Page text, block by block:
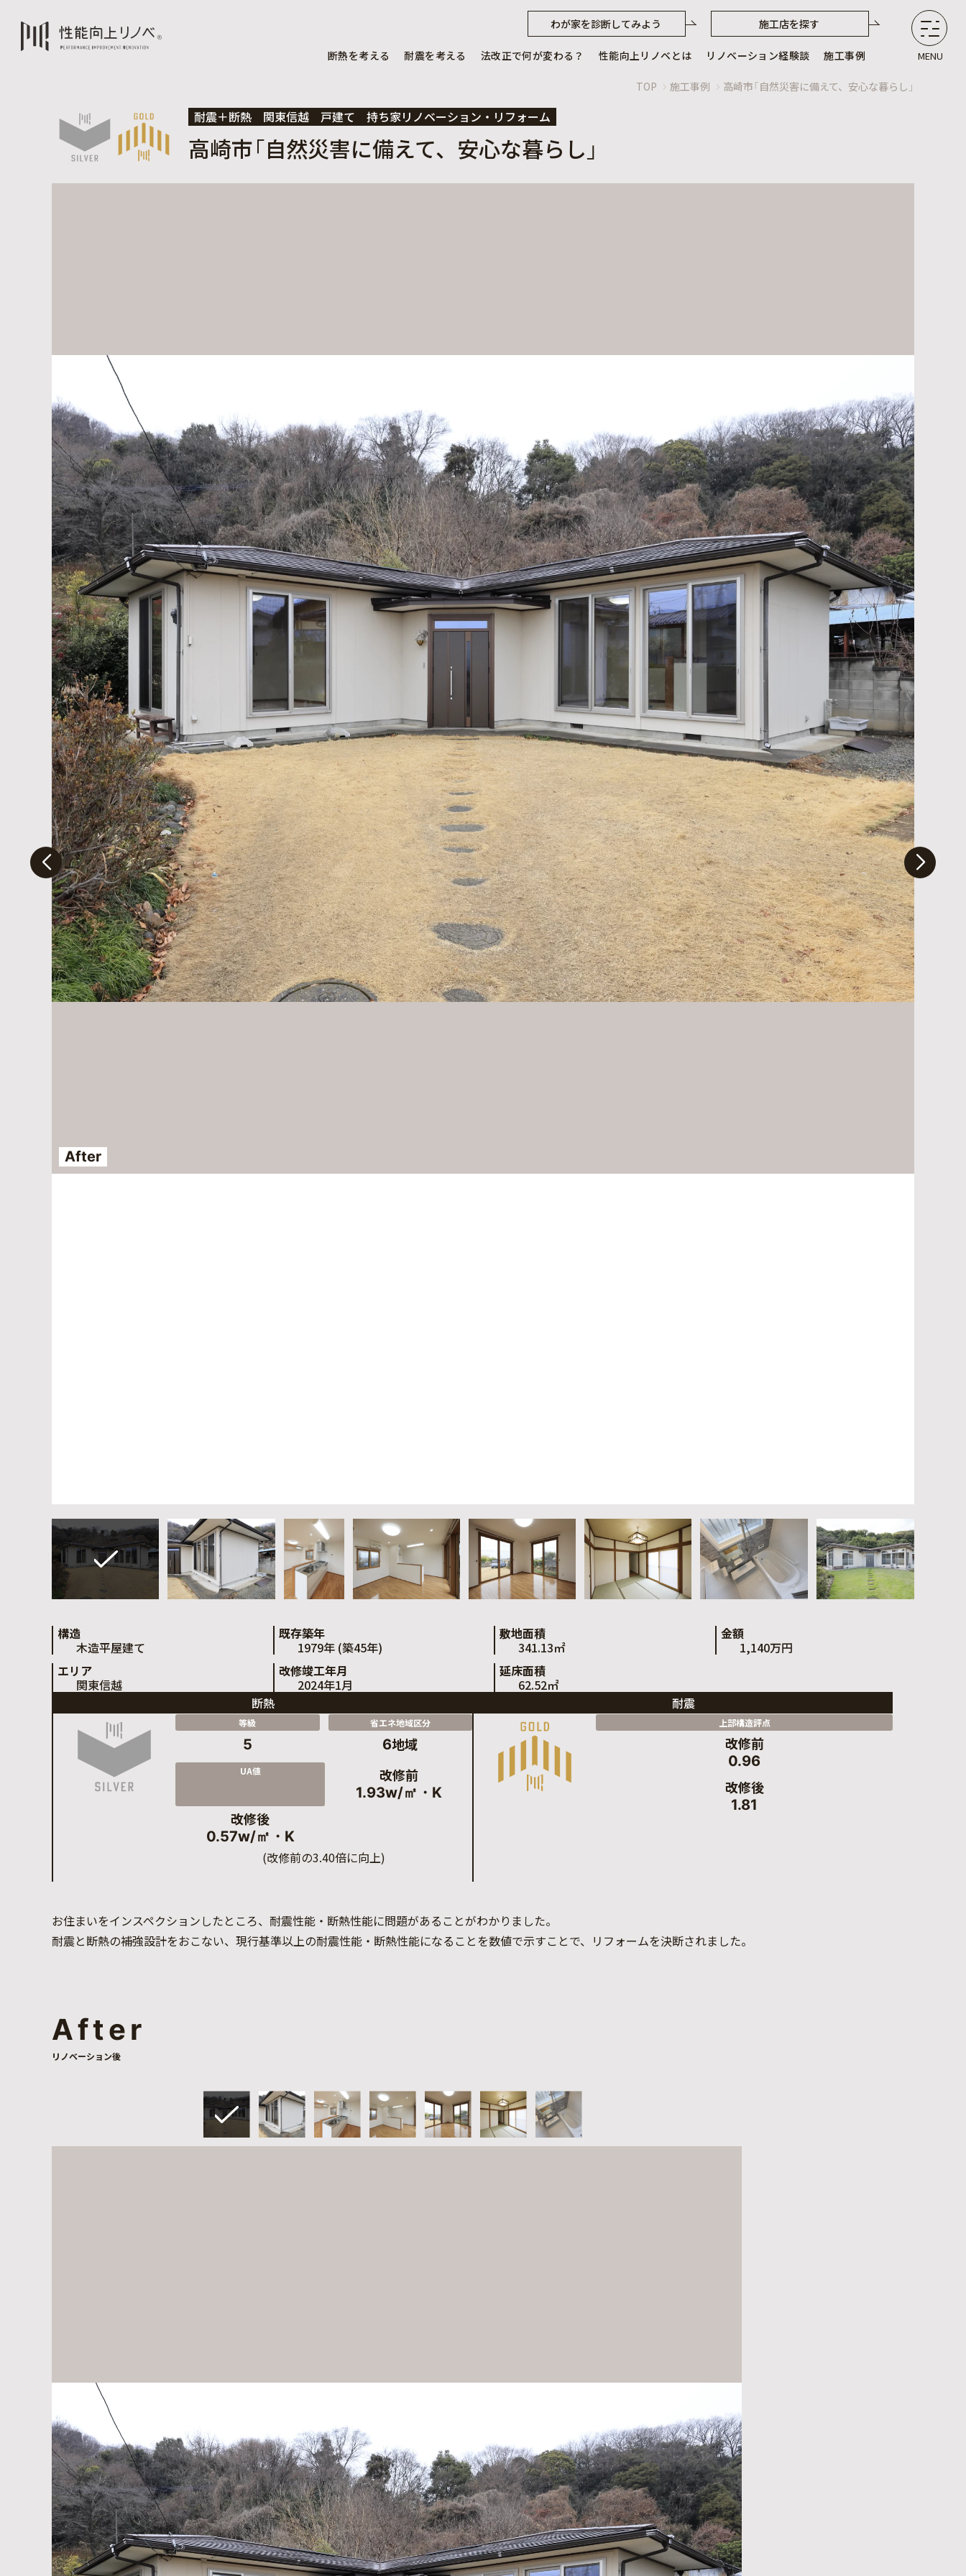
断熱を考える 耐震を考える 法改正で何が変わる？ 性能向上リノベとは リノベーション経験談 施工事例
わが家を診断してみよう 施工店を探す
MENU
TOP 施工事例 高崎市「自然災害に備えて、安心な暮らし」
耐震＋断熱 関東信越 戸建て 持ち家リノベーション・リフォーム
高崎市「自然災害に備えて、安心な暮らし」
After
構造
木造平屋建て
エリア
関東信越
既存築年
1979年 (築45年)
改修竣工年月
2024年1月
敷地面積
341.13㎡
延床面積
62.52㎡
金額
1,140万円
断熱
等級
5
省エネ地域区分
6地域
UA値 改修前
1.93w/㎡・K
改修後
0.57w/㎡・K
(改修前の3.40倍に向上)
耐震
上部構造評点
改修前
0.96
改修後
1.81
お住まいをインスペクションしたところ、耐震性能・断熱性能に問題があることがわかりました。
耐震と断熱の補強設計をおこない、現行基準以上の耐震性能・断熱性能になることを数値で示すことで、リフォームを決断されました。
After
リノベーション後